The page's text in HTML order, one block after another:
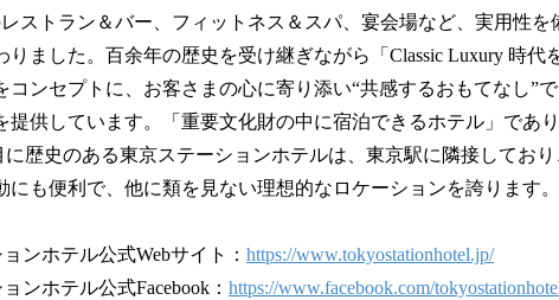
ストラン＆バー、フィットネス＆スパ、宴会場など、実用性を
りました。百余年の歴史を受け継ぎながら「Classic Luxury 時代
コンセプトに、お客さまの心に寄り添い“共感するおもてなし”
提供しています。「重要文化財の中に宿泊できるホテル」であ
に歴史のある東京ステーションホテルは、東京駅に隣接してお
にも便利で、他に類を見ない理想的なロケーションを誇ります。
ンホテル公式Webサイト： https://www.tokyostationhotel.jp/
ンホテル公式Facebook： https://www.facebook.com/